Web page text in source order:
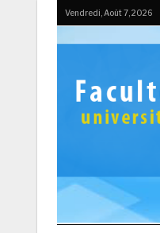
Vendredi, Août 7, 2026